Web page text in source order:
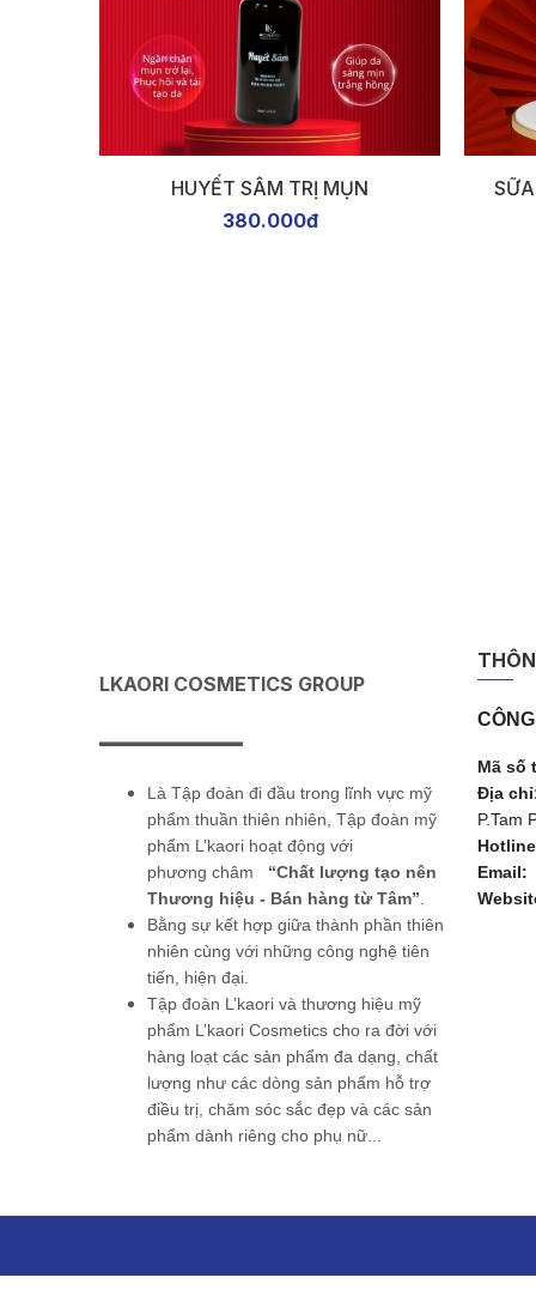
HUYẾT SÂM TRỊ MỤN
380.000đ
LKAORI COSMETICS GROUP
———
Là Tập đoàn đi đầu trong lĩnh vực mỹ
phẩm thuần thiên nhiên, Tập đoàn mỹ
phẩm L’kaori hoạt động với
phương châm
“Chất lượng tạo nên
Thương hiệu - Bán hàng từ Tâm”.
Bằng sự kết hợp giữa thành phần thiên
nhiên cùng với những công nghệ tiên
tiến, hiện đại.
Tập đoàn L’kaori và thương hiệu mỹ
phẩm L’kaori Cosmetics cho ra đời với
hàng loạt các sản phẩm đa dạng, chất
lượng như các dòng sản phẩm hỗ trợ
điều trị, chăm sóc sắc đẹp và các sản
phẩm dành riêng cho phụ nữ...
Mã số
Địa
P.Tam
Hotline
Email: